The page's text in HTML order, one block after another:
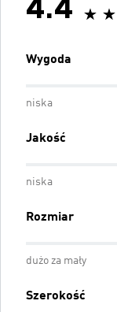
4.4
Wygoda
niska
Jakość
niska
Rozmiar
dużo za mały
Szerokość